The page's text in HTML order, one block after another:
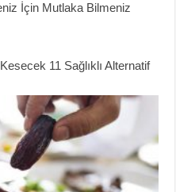
İçin Mutlaka Bilmeniz
11 Sağlıklı Alternatif